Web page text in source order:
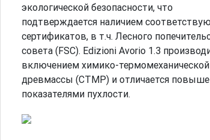
экологической безопасности, что
подтверждается наличием
сертификатов, в т.ч. Лесного
совета (FSC). Edizioni Avorio 1.3
включением химико-термомеханической
древмассы (CTMP) и отличается
показателями пухлости.